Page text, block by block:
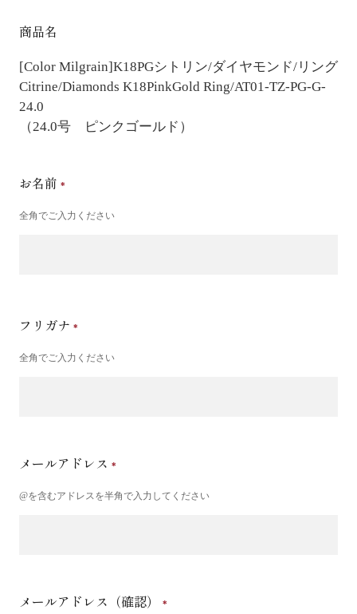
商品名
[Color Milgrain]K18PGシトリン/ダイヤモンド/リング
Citrine/Diamonds K18PinkGold Ring/AT01-TZ-PG-G-
24.0
（24.0号 ピンクゴールド）
お名前
全角でご入力ください
フリガナ
全角でご入力ください
メールアドレス
@を含むアドレスを半角で入力してください
メールアドレス（確認）